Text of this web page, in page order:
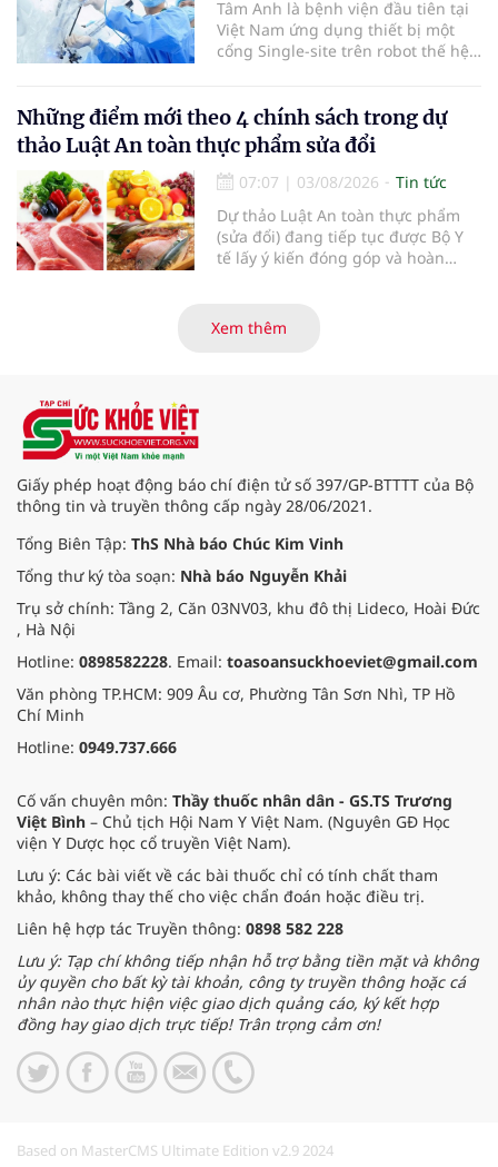
Tâm Anh là bệnh viện đầu tiên tại
Việt Nam ứng dụng thiết bị một
cổng Single-site trên robot thế hệ
Những điểm mới theo 4 chính sách trong dự
thảo Luật An toàn thực phẩm sửa đổi
07:07 | 03/08/2026
Tin tức
Dự thảo Luật An toàn thực phẩm
(sửa đổi) đang tiếp tục được Bộ Y
tế lấy ý kiến đóng góp và hoàn
cường hậu kiểm, ứng dụng chuyển
đổi số, kiểm soát nguy cơ theo toàn
Xem thêm
Giấy phép hoạt động báo chí điện tử số 397/GP-BTTTT của Bộ
thông tin và truyền thông cấp ngày 28/06/2021.
Tổng Biên Tập: ThS Nhà báo Chúc Kim Vinh
Tổng thư ký tòa soạn: Nhà báo Nguyễn Khải
Trụ sở chính: Tầng 2, Căn 03NV03, khu đô thị Lideco, Hoài Đức
, Hà Nội
Hotline: 0898582228. Email: toasoansuckhoeviet@gmail.com
Văn phòng TP.HCM: 909 Âu cơ, Phường Tân Sơn Nhì, TP Hồ
Chí Minh
Hotline: 0949.737.666
Cố vấn chuyên môn: Thầy thuốc nhân dân - GS.TS Trương
Việt Bình – Chủ tịch Hội Nam Y Việt Nam. (Nguyên GĐ Học
viện Y Dược học cổ truyền Việt Nam).
Lưu ý: Các bài viết về các bài thuốc chỉ có tính chất tham
khảo, không thay thế cho việc chẩn đoán hoặc điều trị.
Liên hệ hợp tác Truyền thông: 0898 582 228
Lưu ý: Tạp chí không tiếp nhận hỗ trợ bằng tiền mặt và không
ủy quyền cho bất kỳ tài khoản, công ty truyền thông hoặc cá
nhân nào thực hiện việc giao dịch quảng cáo, ký kết hợp
đồng hay giao dịch trực tiếp! Trân trọng cảm ơn!
Based on MasterCMS Ultimate Edition v2.9 2024